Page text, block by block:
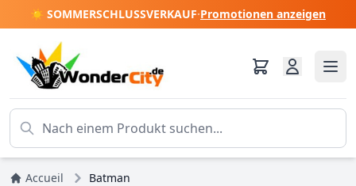
☀️ SOMMERSCHLUSSVERKAUF·Promotionen anzeigen
Accueil Batman